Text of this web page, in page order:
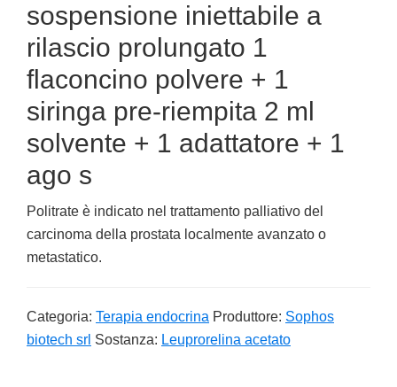
sospensione iniettabile a
rilascio prolungato 1
flaconcino polvere + 1
siringa pre-riempita 2 ml
solvente + 1 adattatore + 1
ago s
Politrate è indicato nel trattamento palliativo del
carcinoma della prostata localmente avanzato o
metastatico.
Categoria: Terapia endocrina Produttore: Sophos
biotech srl Sostanza: Leuprorelina acetato